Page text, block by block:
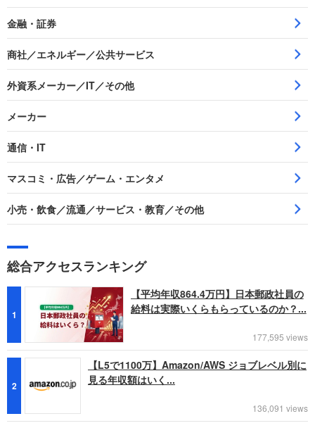
金融・証券
商社／エネルギー／公共サービス
外資系メーカー／IT／その他
メーカー
通信・IT
マスコミ・広告／ゲーム・エンタメ
小売・飲食／流通／サービス・教育／その他
総合アクセスランキング
1
【平均年収864.4万円】日本郵政社員の
給料は実際いくらもらっているのか？...
177,595 views
2
【L5で1100万】Amazon/AWS ジョブレベル別に
見る年収額はいく...
136,091 views